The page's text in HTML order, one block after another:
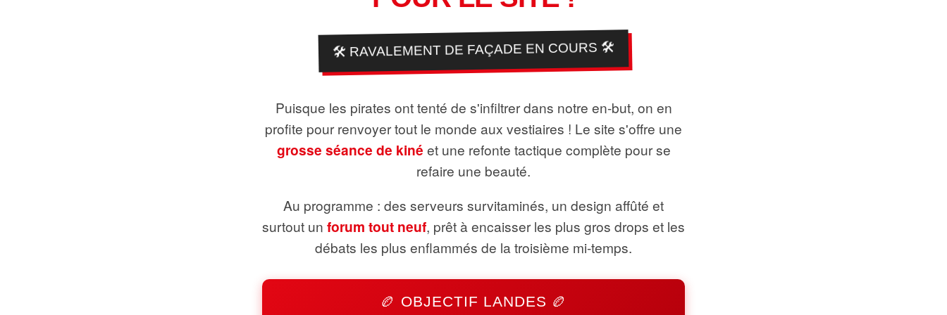
🛠️ RAVALEMENT DE FAÇADE EN COURS 🛠️
Puisque les pirates ont tenté de s'infiltrer dans notre en-but, on en
profite pour renvoyer tout le monde aux vestiaires ! Le site s'offre une
grosse séance de kiné et une refonte tactique complète pour se
refaire une beauté.
Au programme : des serveurs survitaminés, un design affûté et
surtout un forum tout neuf, prêt à encaisser les plus gros drops et les
débats les plus enflammés de la troisième mi-temps.
🏉 OBJECTIF LANDES 🏉